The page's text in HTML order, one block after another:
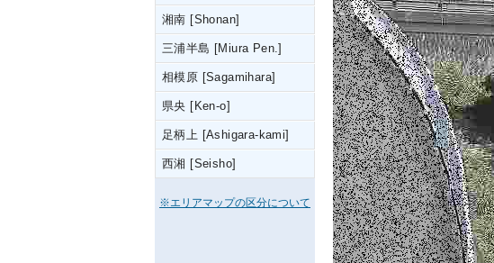
湘南 [Shonan]
三浦半島 [Miura Pen.]
相模原 [Sagamihara]
県央 [Ken-o]
足柄上 [Ashigara-kami]
西湘 [Seisho]
※エリアマップの区分について